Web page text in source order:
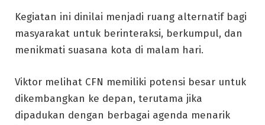
Kegiatan ini dinilai menjadi ruang alternatif bagi
masyarakat untuk berinteraksi, berkumpul, dan
menikmati suasana kota di malam hari.
Viktor melihat CFN memiliki potensi besar untuk
dikembangkan ke depan, terutama jika
dipadukan dengan berbagai agenda menarik